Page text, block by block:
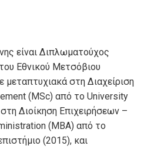
είναι Διπλωματούχος
Εθνικού Μετσόβιου
μεταπτυχιακά στη Διαχείριση
(MSc) από το University
Διοίκηση Επιχειρήσεων –
(ΜΒΑ) από το
(2015), και